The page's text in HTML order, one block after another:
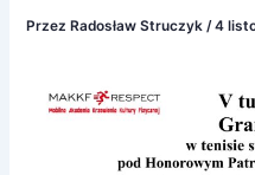
PrzezRadosław Struczyk /4